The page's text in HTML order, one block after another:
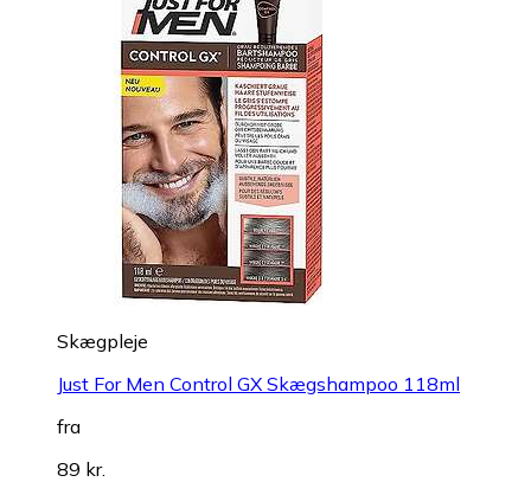
Skægpleje
Just For Men Control GX Skægshampoo 118ml
fra
89 kr.